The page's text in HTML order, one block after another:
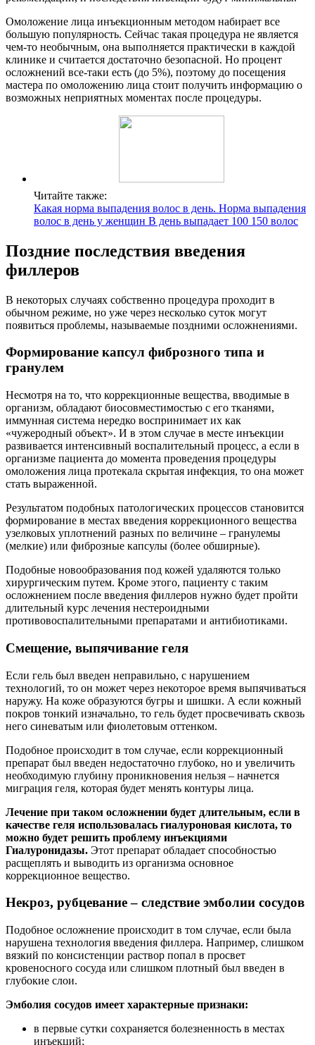
Омоложение лица инъекционным методом набирает все
большую популярность. Сейчас такая процедура не является
чем-то необычным, она выполняется практически в каждой
клинике и считается достаточно безопасной. Но процент
осложнений все-таки есть (до 5%), поэтому до посещения
мастера по омоложению лица стоит получить информацию о
возможных неприятных моментах после процедуры.
Читайте также:
Какая норма выпадения волос в день. Норма выпадения
волос в день у женщин В день выпадает 100 150 волос
Поздние последствия введения
филлеров
В некоторых случаях собственно процедура проходит в
обычном режиме, но уже через несколько суток могут
появиться проблемы, называемые поздними осложнениями.
Формирование капсул фиброзного типа и
гранулем
Несмотря на то, что коррекционные вещества, вводимые в
организм, обладают биосовместимостью с его тканями,
иммунная система нередко воспринимает их как
«чужеродный объект». И в этом случае в месте инъекции
развивается интенсивный воспалительный процесс, а если в
организме пациента до момента проведения процедуры
омоложения лица протекала скрытая инфекция, то она может
стать выраженной.
Результатом подобных патологических процессов становится
формирование в местах введения коррекционного вещества
узелковых уплотнений разных по величине – гранулемы
(мелкие) или фиброзные капсулы (более обширные).
Подобные новообразования под кожей удаляются только
хирургическим путем. Кроме этого, пациенту с таким
осложнением после введения филлеров нужно будет пройти
длительный курс лечения нестероидными
противовоспалительными препаратами и антибиотиками.
Смещение, выпячивание геля
Если гель был введен неправильно, с нарушением
технологий, то он может через некоторое время выпячиваться
наружу. На коже образуются бугры и шишки. А если кожный
покров тонкий изначально, то гель будет просвечивать сквозь
него синеватым или фиолетовым оттенком.
Подобное происходит в том случае, если коррекционный
препарат был введен недостаточно глубоко, но и увеличить
необходимую глубину проникновения нельзя – начнется
миграция геля, которая будет менять контуры лица.
Лечение при таком осложнении будет длительным, если в
качестве геля использовалась гиалуроновая кислота, то
можно будет решить проблему инъекциями
Гиалуронидазы. Этот препарат обладает способностью
расщеплять и выводить из организма основное
коррекционное вещество.
Некроз, рубцевание – следствие эмболии сосудов
Подобное осложнение происходит в том случае, если была
нарушена технология введения филлера. Например, слишком
вязкий по консистенции раствор попал в просвет
кровеносного сосуда или слишком плотный был введен в
глубокие слои.
Эмболия сосудов имеет характерные признаки:
в первые сутки сохраняется болезненность в местах
инъекций;